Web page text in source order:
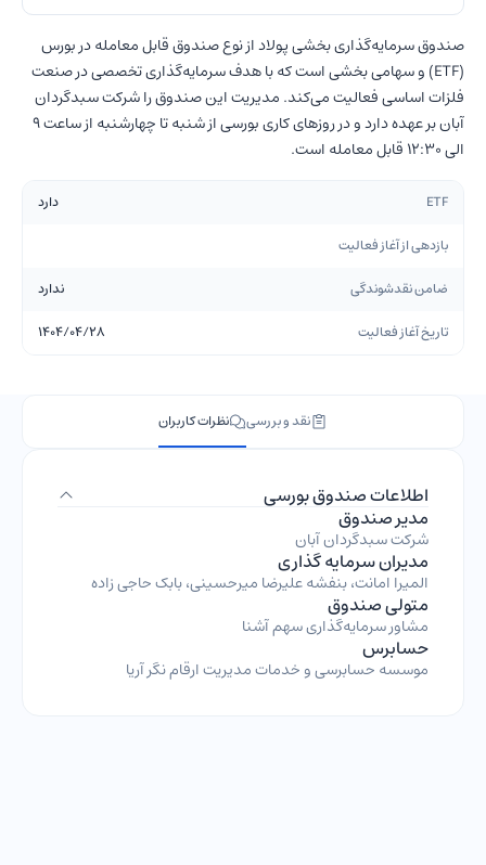
صندوق سرمایه‌گذاری بخشی پولاد از نوع صندوق قابل معامله در بورس
(ETF) و سهامی بخشی است که با هدف سرمایه‌گذاری تخصصی در صنعت
فلزات اساسی فعالیت می‌کند. مدیریت این صندوق را شرکت سبدگردان
آبان بر عهده دارد و در روزهای کاری بورسی از شنبه تا چهارشنبه از ساعت 9
الی 12:30 قابل معامله است.
ETF
دارد
بازدهی از آغاز فعالیت
ضامن نقدشوندگی
ندارد
تاریخ آغاز فعالیت
۱۴۰4/04/28
نقد و بررسی نظرات کاربران
اطلاعات صندوق بورسی
مدیر صندوق
شرکت سبدگردان آبان
مدیران سرمایه گذاری
المیرا امانت، بنفشه علیرضا میرحسینی، بابک حاجی زاده
متولی صندوق
مشاور سرمایه‌گذاری سهم آشنا
حسابرس
موسسه حسابرسی و خدمات مدیریت ارقام نگر آریا